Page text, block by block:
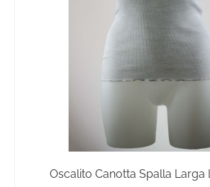
Oscalito Canotta Spalla Larga